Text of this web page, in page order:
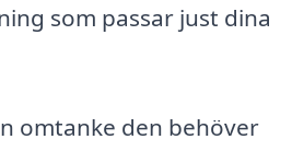
som passar just dina
omtanke den behöver